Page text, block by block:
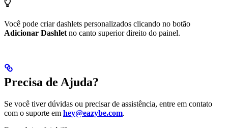
Você pode criar dashlets personalizados clicando no botão
Adicionar Dashlet no canto superior direito do painel.
Precisa de Ajuda?
Se você tiver dúvidas ou precisar de assistência, entre em contato
com o suporte em hey@eazybe.com.